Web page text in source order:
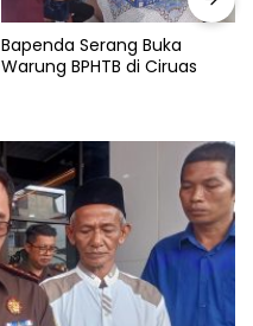
Bapenda Serang Buka
Warung BPHTB di Ciruas